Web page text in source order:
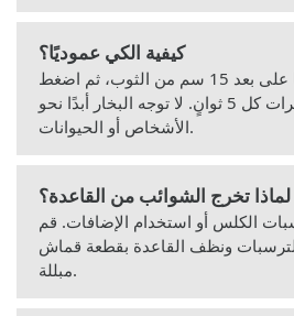
كيفية الكي عموديًا؟
أمسك المكواة عموديًا على بعد 15 سم من الثوب، ثم اضغط
على زر البخار على فترات كل 5 ثوانٍ. لا توجه البخار أبدًا نحو
الأشخاص أو الحيوانات.
لماذا تخرج الشوائب من القاعدة؟
الكلس أو استخدام الإضافات. قم
الترسبات ونظف القاعدة بقطعة قماش
مبللة.